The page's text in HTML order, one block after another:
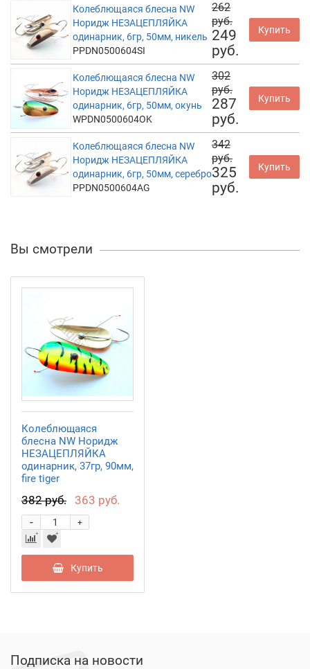
Колеблющаяся блесна NW
Норидж НЕЗАЦЕПЛЯЙКА
одинарник, 6гр, 50мм, никель
PPDN0500604SI
262
руб.
249
руб.
Купить
Колеблющаяся блесна NW
Норидж НЕЗАЦЕПЛЯЙКА
одинарник, 6гр, 50мм, окунь
WPDN0500604OK
302
руб.
287
руб.
Купить
Колеблющаяся блесна NW
Норидж НЕЗАЦЕПЛЯЙКА
одинарник, 6гр, 50мм, серебро
PPDN0500604AG
342
руб.
325
руб.
Купить
Вы смотрели
Колеблющаяся
блесна NW Норидж
НЕЗАЦЕПЛЯЙКА
одинарник, 37гр, 90мм,
fire tiger
382 руб. 363 руб.
+
-
Купить
Подписка на новости